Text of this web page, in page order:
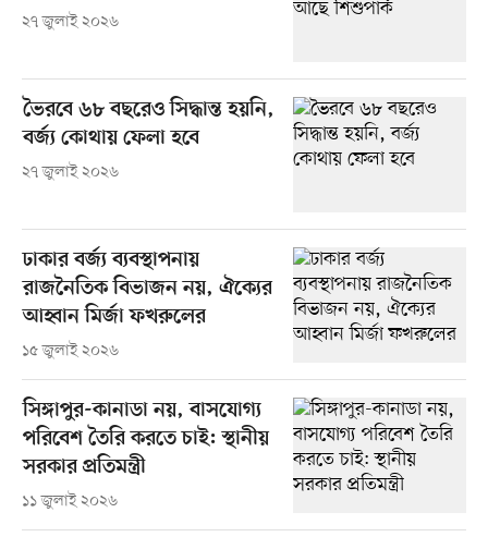
২৭ জুলাই ২০২৬
ভৈরবে ৬৮ বছরেও সিদ্ধান্ত হয়নি,
বর্জ্য কোথায় ফেলা হবে
২৭ জুলাই ২০২৬
ঢাকার বর্জ্য ব্যবস্থাপনায়
রাজনৈতিক বিভাজন নয়, ঐক্যের
আহ্বান মির্জা ফখরুলের
১৫ জুলাই ২০২৬
সিঙ্গাপুর-কানাডা নয়, বাসযোগ্য
পরিবেশ তৈরি করতে চাই: স্থানীয়
সরকার প্রতিমন্ত্রী
১১ জুলাই ২০২৬